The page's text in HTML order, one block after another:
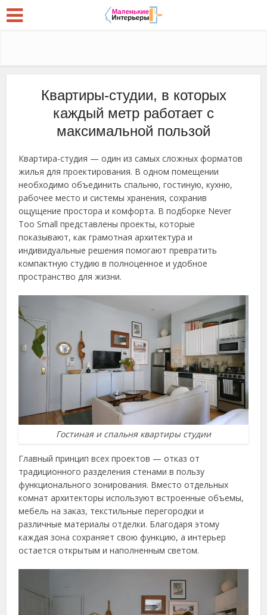
Квартиры-студии, в которых
каждый метр работает с
максимальной пользой
Квартира-студия — один из самых сложных форматов
жилья для проектирования. В одном помещении
необходимо объединить спальню, гостиную, кухню,
рабочее место и системы хранения, сохранив
ощущение простора и комфорта. В подборке Never
Too Small представлены проекты, которые
показывают, как грамотная архитектура и
индивидуальные решения помогают превратить
компактную студию в полноценное и удобное
пространство для жизни.
Гостиная и спальня квартиры студии
Главный принцип всех проектов — отказ от
традиционного разделения стенами в пользу
функционального зонирования. Вместо отдельных
комнат архитекторы используют встроенные объемы,
мебель на заказ, текстильные перегородки и
различные материалы отделки. Благодаря этому
каждая зона сохраняет свою функцию, а интерьер
остается открытым и наполненным светом.